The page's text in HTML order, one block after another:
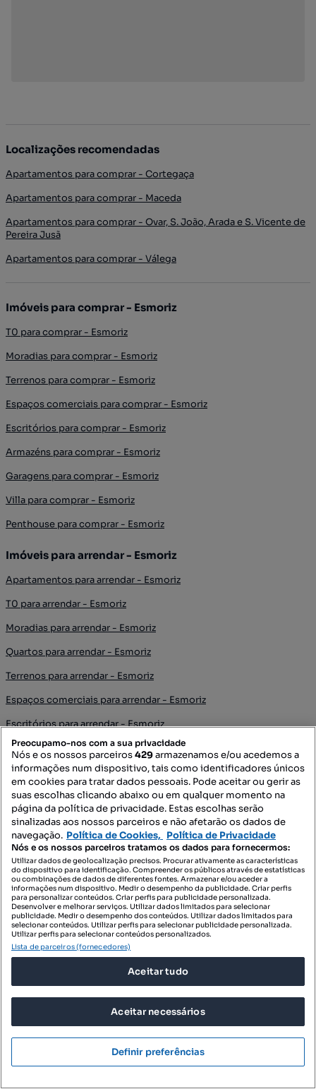
Localizações recomendadas
Apartamentos para comprar - Cortegaça
Apartamentos para comprar - Maceda
Apartamentos para comprar - Ovar, S. João, Arada e S. Vicente de
Pereira Jusã
Apartamentos para comprar - Válega
Imóveis para comprar - Esmoriz
T0 para comprar - Esmoriz
Moradias para comprar - Esmoriz
Terrenos para comprar - Esmoriz
Espaços comerciais para comprar - Esmoriz
Escritórios para comprar - Esmoriz
Armazéns para comprar - Esmoriz
Garagens para comprar - Esmoriz
Villa para comprar - Esmoriz
Penthouse para comprar - Esmoriz
Imóveis para arrendar - Esmoriz
Apartamentos para arrendar - Esmoriz
T0 para arrendar - Esmoriz
Moradias para arrendar - Esmoriz
Quartos para arrendar - Esmoriz
Terrenos para arrendar - Esmoriz
Espaços comerciais para arrendar - Esmoriz
Escritórios para arrendar - Esmoriz
Armazéns para arrendar - Esmoriz
Garagens para arrendar - Esmoriz
Villa para arrendar - Esmoriz
Penthouse para arrendar - Esmoriz
Empreendimentos - Esmoriz
Novas t0 para comprar - Esmoriz
Novas moradias para comprar - Esmoriz
Empreendimentos para comprar - Esmoriz
Novas espaços comerciais para comprar - Esmoriz
Novas armazéns para comprar - Esmoriz
Novas garagens para comprar - Esmoriz
Apartamentos para comprar 2-quartos - Esmoriz
Preocupamo-nos com a sua privacidade
Nós e os nossos parceiros429armazenamos e/ou acedemos a
informações num dispositivo, tais como identificadores únicos
em cookies para tratar dados pessoais. Pode aceitar ou gerir as
suas escolhas clicando abaixo ou em qualquer momento na
página da política de privacidade. Estas escolhas serão
sinalizadas aos nossos parceiros e não afetarão os dados de
navegação. Política de Cookies, Política de Privacidade
Nós e os nossos parceiros tratamos os dados para fornecermos:
Utilizar dados de geolocalização precisos. Procurar ativamente as características
do dispositivo para identificação. Compreender os públicos através de estatísticas
ou combinações de dados de diferentes fontes. Armazenar e/ou aceder a
informações num dispositivo. Medir o desempenho da publicidade. Criar perfis
para personalizar conteúdos. Criar perfis para publicidade personalizada.
Desenvolver e melhorar serviços. Utilizar dados limitados para selecionar
publicidade. Medir o desempenho dos conteúdos. Utilizar dados limitados para
selecionar conteúdos. Utilizar perfis para selecionar publicidade personalizada.
Utilizar perfis para selecionar conteúdos personalizados.
Lista de parceiros (fornecedores)
Aceitar tudo
Aceitar necessários
Definir preferências